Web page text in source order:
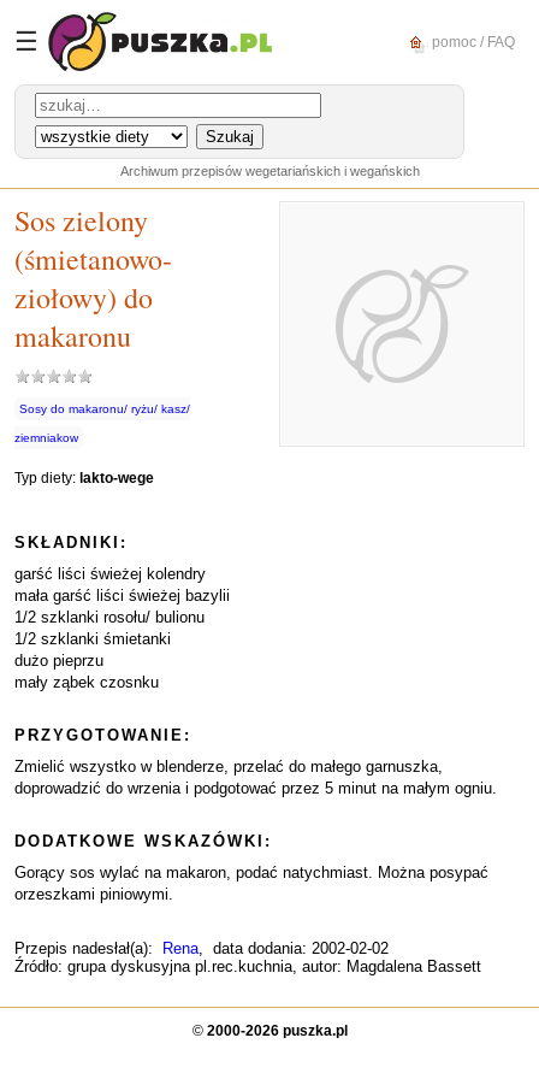
☰ pomoc / FAQ
Archiwum przepisów wegetariańskich i wegańskich
Sos zielony
(śmietanowo-
ziołowy) do
makaronu
Sosy do makaronu/ ryżu/ kasz/
ziemniakow
Typ diety: lakto-wege
SKŁADNIKI:
garść liści świeżej kolendry
mała garść liści świeżej bazylii
1/2 szklanki rosołu/ bulionu
1/2 szklanki śmietanki
dużo pieprzu
mały ząbek czosnku
PRZYGOTOWANIE:
Zmielić wszystko w blenderze, przelać do małego garnuszka,
doprowadzić do wrzenia i podgotować przez 5 minut na małym ogniu.
DODATKOWE WSKAZÓWKI:
Gorący sos wylać na makaron, podać natychmiast. Można posypać
orzeszkami piniowymi.
Przepis nadesłał(a): Rena, data dodania: 2002-02-02
Źródło: grupa dyskusyjna pl.rec.kuchnia, autor: Magdalena Bassett
© 2000-2026 puszka.pl